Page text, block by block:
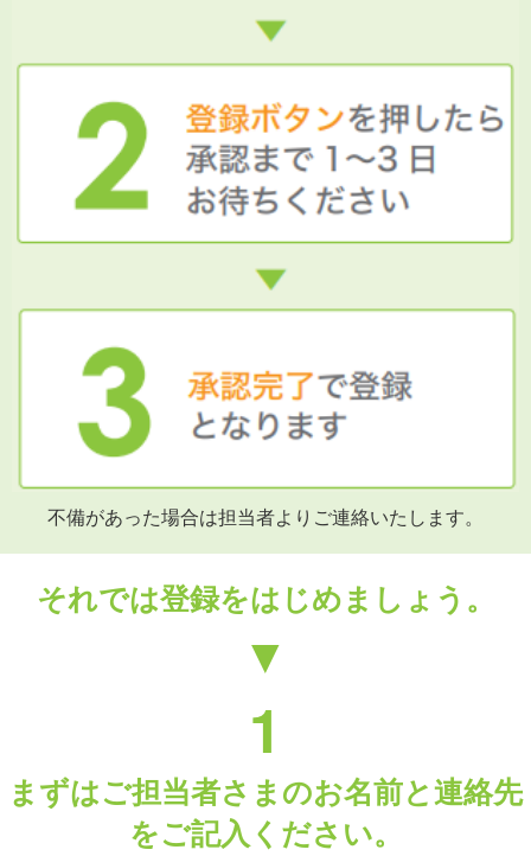
不備があった場合は担当者よりご連絡いたします。
それでは登録をはじめましょう。
▼
1
まずはご担当者さまのお名前と連絡先
をご記入ください。